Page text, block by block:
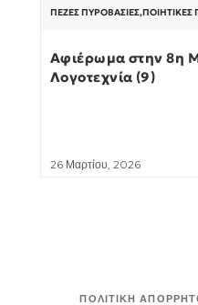
ΠΕΖΈΣ ΠΥΡΟΒΑΣΊΕΣ,ΠΟΙΗΤΙΚΈΣ
Αφιέρωμα στην 8η
Λογοτεχνία (9)
26 Μαρτίου, 2026
ΠΟΛΙΤΙΚΉ